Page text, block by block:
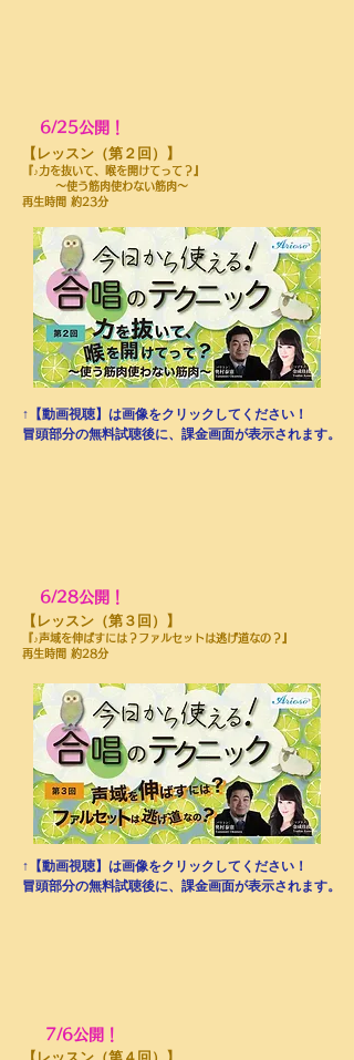
6/25公開！
​【レッスン（第２回）】
『♪力を抜いて、喉を開けてって？』
～使う筋肉使わない筋肉～
再生時間 約23分
↑【動画視聴】は画像をクリックしてください！
​冒頭部分の無料試聴後に、課金画面が表示されます。
​【レッスン（第３回）】
『♪声域を伸ばすには ？ファルセットは逃げ道なの？』
再生時間 約28分
6/28公開！
↑【動画視聴】は画像をクリックしてください！
​冒頭部分の無料試聴後に、課金画面が表示されます。
7/6公開！